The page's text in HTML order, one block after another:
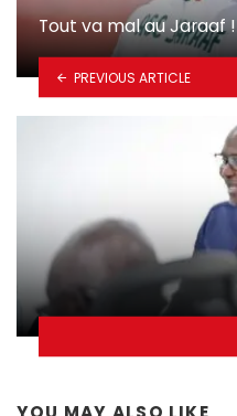
Tout va mal au Jaraaf !
PREVIOUS ARTICLE